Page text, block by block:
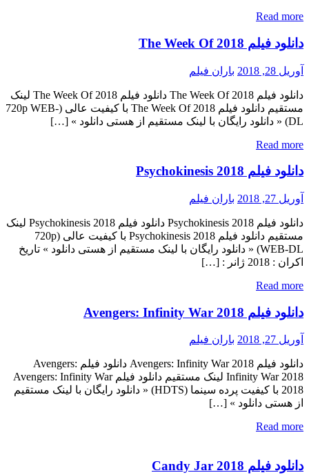
Read more
دانلود فیلم The Week Of 2018
آوریل 28, 2018 باران فیلم
دانلود فیلم The Week Of 2018 دانلود فیلم The Week Of 2018 لینک
مستقیم دانلود فیلم The Week Of 2018 با کیفیت عالی (720p WEB-
DL) « دانلود رایگان با لینک مستقیم از هستی دانلود » […]
Read more
دانلود فیلم Psychokinesis 2018
آوریل 27, 2018 باران فیلم
دانلود فیلم Psychokinesis 2018 دانلود فیلم Psychokinesis 2018 لینک
مستقیم دانلود فیلم Psychokinesis 2018 با کیفیت عالی (720p
WEB-DL) « دانلود رایگان با لینک مستقیم از هستی دانلود » تاریخ
اکران : 2018 ژانر : […]
Read more
دانلود فیلم Avengers: Infinity War 2018
آوریل 27, 2018 باران فیلم
دانلود فیلم Avengers: Infinity War 2018 دانلود فیلم Avengers:
Infinity War 2018 لینک مستقیم دانلود فیلم Avengers: Infinity War
2018 با کیفیت پرده سینما (HDTS) « دانلود رایگان با لینک مستقیم
از هستی دانلود » […]
Read more
دانلود فیلم Candy Jar 2018